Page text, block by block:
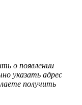
о появлении
указать адрес
получить